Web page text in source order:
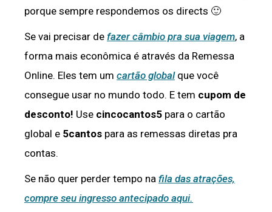
porque sempre respondemos os directs 🙂
Se vai precisar de fazer câmbio pra sua viagem, a
forma mais econômica é através da Remessa
Online. Eles tem um cartão globalque você
consegue usar no mundo todo. E tem cupom de
desconto! Use cincocantos5 para o cartão
global e 5cantos para as remessas diretas pra
contas.
Se não quer perder tempo na fila das atrações,
compre seu ingresso antecipado aqui.